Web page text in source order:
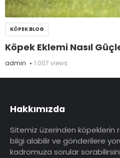
KÖPEK BLOG
Köpek Eklemi Nasıl
admin 1.007 views
Hakkımızda
Sitemiz üzerinden köpeklerin
bilgi alabilir ve gönderilere
kadromuza sorular